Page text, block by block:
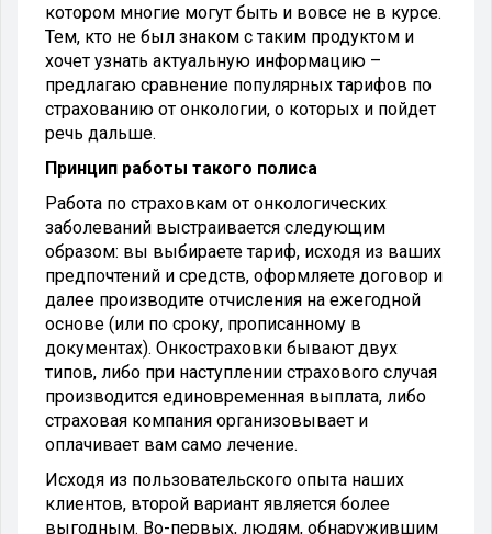
котором многие могут быть и вовсе не в курсе.
Тем, кто не был знаком с таким продуктом и
хочет узнать актуальную информацию –
предлагаю сравнение популярных тарифов по
страхованию от онкологии, о которых и пойдет
речь дальше.
Принцип работы такого полиса
Работа по страховкам от онкологических
заболеваний выстраивается следующим
образом: вы выбираете тариф, исходя из ваших
предпочтений и средств, оформляете договор и
далее производите отчисления на ежегодной
основе (или по сроку, прописанному в
документах). Онкостраховки бывают двух
типов, либо при наступлении страхового случая
производится единовременная выплата, либо
страховая компания организовывает и
оплачивает вам само лечение.
Исходя из пользовательского опыта наших
клиентов, второй вариант является более
выгодным. Во-первых, людям, обнаружившим